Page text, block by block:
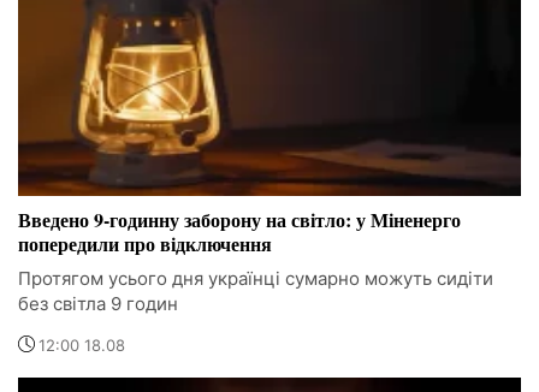
Введено 9-годинну заборону на світло: у Міненерго
попередили про відключення
Протягом усього дня українці сумарно можуть сидіти
без світла 9 годин
12:00 18.08